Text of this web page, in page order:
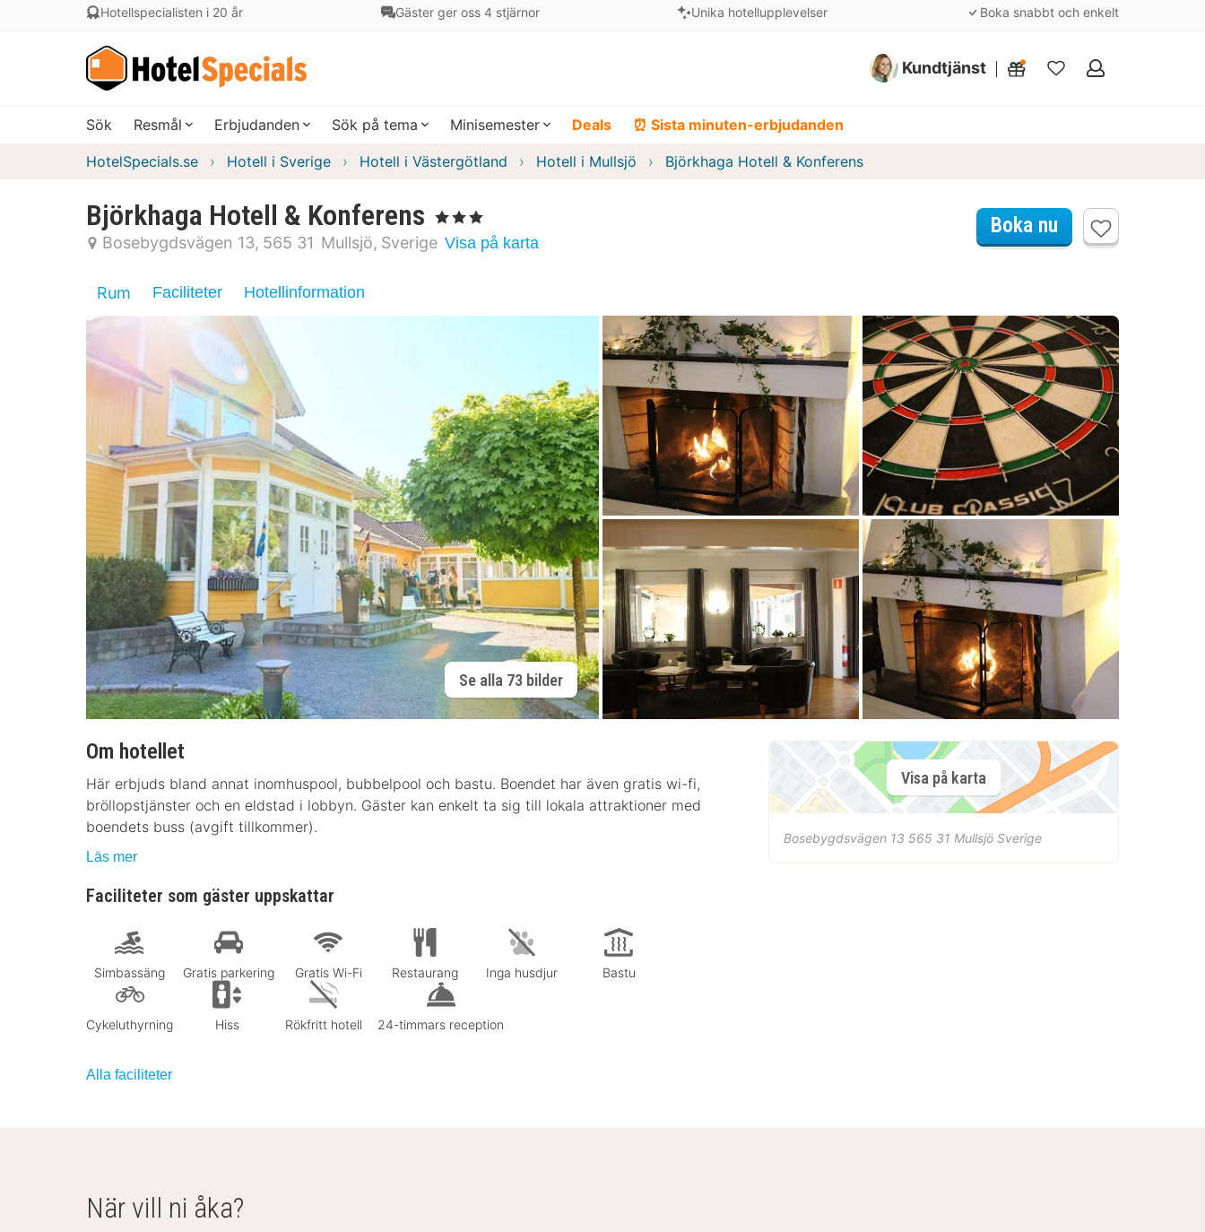
Hotellspecialisten i 20 år Gäster ger oss 4 stjärnor Unika hotellupplevelser Boka snabbt och enkelt
Kundtjänst
Mina
Sök Resmål Erbjudanden Sök på tema Minisemester Deals ⏰ Sista minuten-erbjudanden
HotelSpecials.se Hotell i Sverige Hotell i Västergötland Hotell i Mullsjö Björkhaga Hotell & Konferens
Björkhaga Hotell & Konferens , 3 Stjärnor
Bosebygdsvägen 13 565 31 Mullsjö Sverige Visa på karta
Boka nu
Rum Faciliteter Hotellinformation
Se alla 73 bilder
Om hotellet
Här erbjuds bland annat inomhuspool, bubbelpool och bastu. Boendet har även gratis wi-fi,
bröllopstjänster och en eldstad i lobbyn. Gäster kan enkelt ta sig till lokala attraktioner med
boendets buss (avgift tillkommer).
Läs mer
Faciliteter som gäster uppskattar
Simbassäng Gratis parkering Gratis Wi-Fi Restaurang Inga husdjur Bastu
Cykeluthyrning Hiss Rökfritt hotell 24-timmars reception
Alla faciliteter
Visa på karta
Bosebygdsvägen 13 565 31 Mullsjö Sverige
När vill ni åka?